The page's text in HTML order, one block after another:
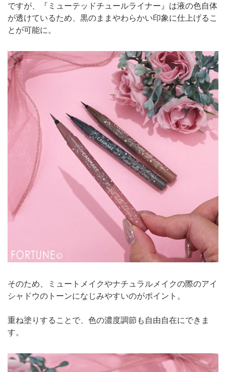
ですが、『ミューテッドチュールライナー』は液の色自体
が透けているため、黒のままやわらかい印象に仕上げるこ
とが可能に。
そのため、ミュートメイクやナチュラルメイクの際のアイ
シャドウのトーンになじみやすいのがポイント。
重ね塗りすることで、色の濃度調節も自由自在にできま
す。